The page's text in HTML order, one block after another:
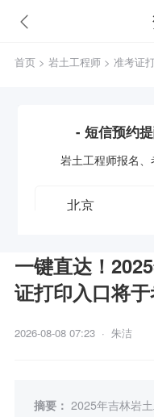
首页 > 岩土工程师 > 准考证
- 短信预约
岩土工程师报名、
一键直达！
证打印入口将
2026-08-08 07:23 · 朱洁
摘要： 2025年吉林岩